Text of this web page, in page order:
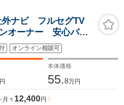
ナビ フルセグTV
オーナー 安心パッ
ストップ インテ
キー
オンライン相談可
本体価格
55.8万円
月々 12,400円